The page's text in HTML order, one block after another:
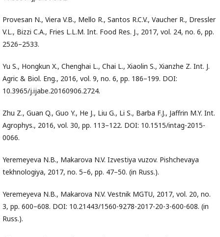
Provesan N., Viera V.B., Mello R., Santos R.C.V., Vaucher R., Dressler
V.L., Bizzi C.A., Fries L.L.M. Int. Food Res. J., 2017, vol. 24, no. 6, pp.
2526–2533.
Yu S., Hongkun X., Chenghai L., Chai L., Xiaolin S., Xianzhe Z. Int. J.
Agric & Biol. Eng., 2016, vol. 9, no. 6, pp. 186–199. DOI:
10.3965/j.ijabe.20160906.2724.
Zhu Z., Guan Q., Guo Y., He J., Liu G., Li S., Barba F.J., Jaffrin M.Y. Int.
Agrophys., 2016, vol. 30, pp. 113–122. DOI: 10.1515/intag-2015-
0066.
Yeremeyeva N.B., Makarova N.V. Izvestiya vuzov. Pishchevaya
tekhnologiya, 2017, no. 5–6, pp. 47–50. (in Russ.).
Yeremeyeva N.B., Makarova N.V. Vestnik MGTU, 2017, vol. 20, no.
3, pp. 600–608. DOI: 10.21443/1560-9278-2017-20-3-600-608. (in
Russ.).